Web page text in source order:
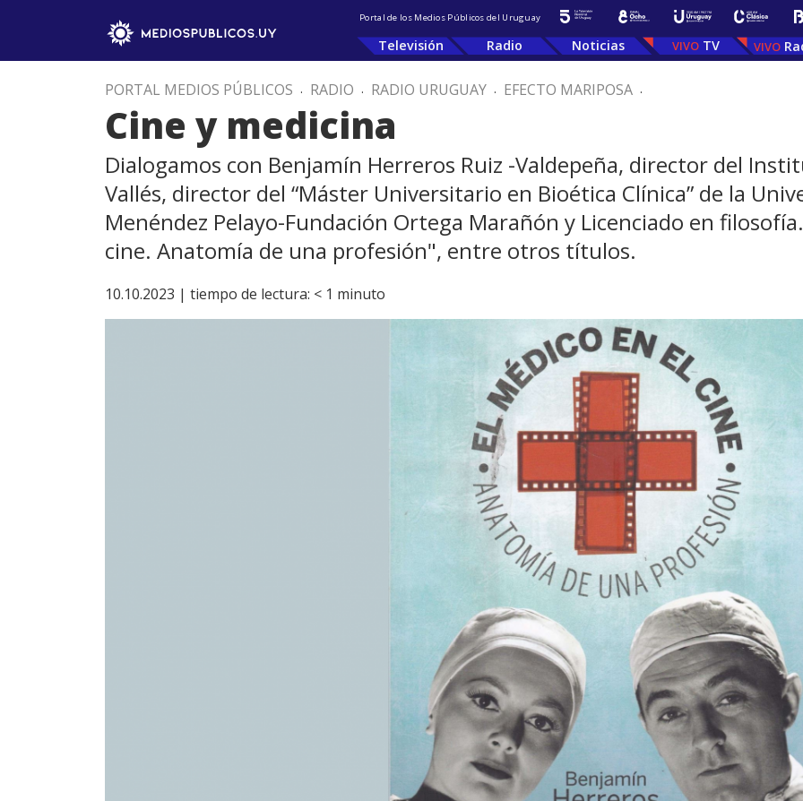
Portal de los Medios Públicos del Uruguay
Televisión Radio Noticias TV
PORTAL MEDIOS PÚBLICOS . RADIO . RADIO URUGUAY . EFECTO MARIPOSA .
Cine y medicina
Dialogamos con Benjamín Herreros Ruiz -Valdepeña, director del
Vallés, director del “Máster Universitario en Bioética Clínica” de la
Menéndez Pelayo-Fundación Ortega Marañón y Licenciado en
cine. Anatomía de una profesión", entre otros títulos.
10.10.2023 | tiempo de lectura: < 1 minuto